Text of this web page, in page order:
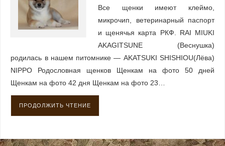
Все щенки имеют клеймо,
микрочип, ветеринарный паспорт
и щенячья карта РКФ. RAI MIUKI
AKAGITSUNE (Веснушка)
родилась в нашем питомнике — AKATSUKI SHISHIOU(Лёва)
NIPPO Родословная щенков Щенкам на фото 50 дней
Щенкам на фото 42 дня Щенкам на фото 23…
ПРОДОЛЖИТЬ ЧТЕНИЕ